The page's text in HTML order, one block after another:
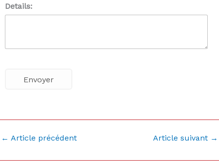
Details:
← Article précédent Article suivant →